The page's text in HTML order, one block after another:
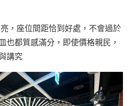
，座位間距恰到好處，不會過於
也都質感滿分，即使價格親民，
講究